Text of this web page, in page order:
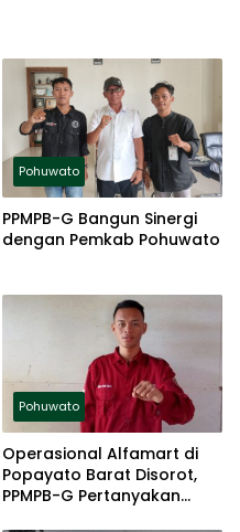
Pohuwato
PPMPB-G Bangun Sinergi
dengan Pemkab Pohuwato
Pohuwato
Operasional Alfamart di
Popayato Barat Disorot,
PPMPB-G Pertanyakan